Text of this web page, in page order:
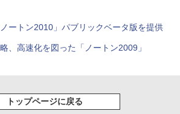
ートン2010」パブリックベータ版を提供
、高速化を図った「ノートン2009」
トップページに戻る